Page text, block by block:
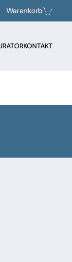
Warenkorb
KONTAKT